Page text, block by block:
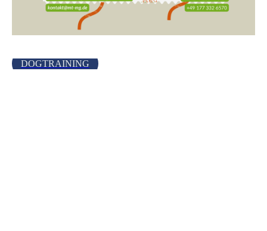
DOGTRAINING